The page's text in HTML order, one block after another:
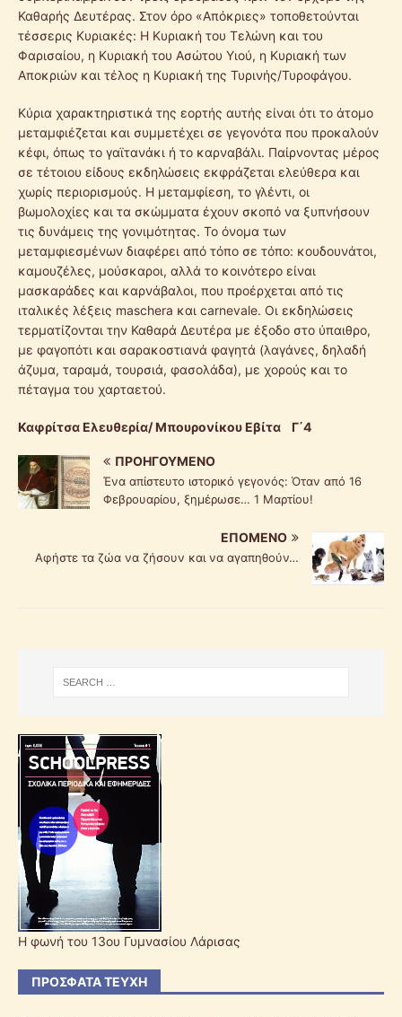
Καθαρής Δευτέρας. Στον όρο «Απόκριες» τοποθετούνται
τέσσερις Κυριακές: Η Κυριακή του Τελώνη και του
Φαρισαίου, η Κυριακή του Ασώτου Υιού, η Κυριακή των
Αποκριών και τέλος η Κυριακή της Τυρινής/Τυροφάγου.
Κύρια χαρακτηριστικά της εορτής αυτής είναι ότι το άτομο
μεταμφιέζεται και συμμετέχει σε γεγονότα που προκαλούν
κέφι, όπως το γαϊτανάκι ή το καρναβάλι. Παίρνοντας μέρος
σε τέτοιου είδους εκδηλώσεις εκφράζεται ελεύθερα και
χωρίς περιορισμούς. Η μεταμφίεση, το γλέντι, οι
βωμολοχίες και τα σκώμματα έχουν σκοπό να ξυπνήσουν
τις δυνάμεις της γονιμότητας. Το όνομα των
μεταμφιεσμένων διαφέρει από τόπο σε τόπο: κουδουνάτοι,
καμουζέλες, μούσκαροι, αλλά το κοινότερο είναι
μασκαράδες και καρνάβαλοι, που προέρχεται από τις
ιταλικές λέξεις maschera και carnevale. Οι εκδηλώσεις
τερματίζονται την Καθαρά Δευτέρα με έξοδο στο ύπαιθρο,
με φαγοπότι και σαρακοστιανά φαγητά (λαγάνες, δηλαδή
άζυμα, ταραμά, τουρσιά, φασολάδα), με χορούς και το
πέταγμα του χαρταετού.
Καφρίτσα Ελευθερία/ Μπουρονίκου Εβίτα Γ΄4
ΠΡΟΗΓΟΎΜΕΝΟ
Ένα απίστευτο ιστορικό γεγονός: Όταν από 16
Φεβρουαρίου, ξημέρωσε… 1 Μαρτίου!
ΕΠΌΜΕΝΟ
Αφήστε τα ζώα να ζήσουν και να αγαπηθούν…
Η φωνή του 13ου Γυμνασίου Λάρισας
ΠΡΌΣΦΑΤΑ ΤΕΎΧΗ